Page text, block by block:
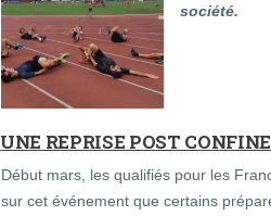
société.
UNE REPRISE POST
Début mars, les qualifiés pour les
sur cet événement que certains